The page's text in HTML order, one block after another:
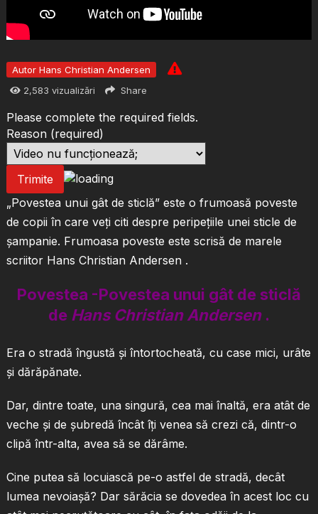
Autor Hans Christian Andersen
2,583 vizualizări Share
Please complete the required fields.
Reason (required)
Trimite
„Povestea unui gât de sticlă” este o frumoasă poveste
de copii în care veți citi despre peripețiile unei sticle de
șampanie. Frumoasa poveste este scrisă de marele
scriitor Hans Christian Andersen .
Povestea -Povestea unui gât de sticlă
de Hans Christian Andersen.
Era o stradă îngustă şi întortocheată, cu case mici, urâte
şi dărăpănate.
Dar, dintre toate, una singură, cea mai înaltă, era atât de
veche şi de şubredă încât îţi venea să crezi că, dintr-o
clipă într-alta, avea să se dărâme.
Cine putea să locuiască pe-o astfel de stradă, decât
lumea nevoiaşă? Dar sărăcia se dovedea în acest loc cu